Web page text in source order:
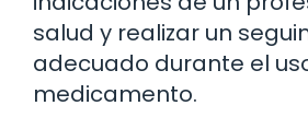
salud y realizar un
adecuado durante el
medicamento.